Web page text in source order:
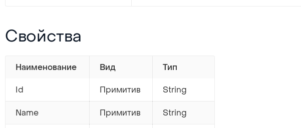
Свойства
Свойства
Наименование Вид Тип
Id Примитив String
Name Примитив String